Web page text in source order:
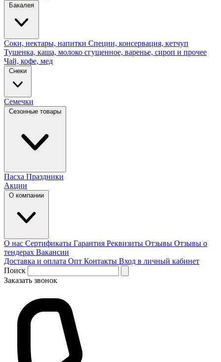
Бакалея
Соки, нектары, напитки Специи, консервация, кетчуп
Тушенка, каша, молоко сгущенное, варенье, сироп и прочее
Чай, кофе, мед
Снеки
Семечки
Сезонные товары
Пасха Праздники
Акции
О компании
О нас Сертификаты Гарантия Реквизиты Отзывы Отзывы о
тендерах Вакансии
Доставка и оплата Опт Контакты Вход в личный кабинет
Поиск
Заказать звонок